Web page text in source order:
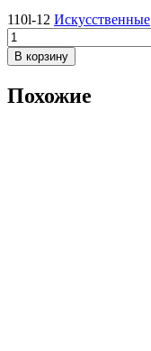
110l-12 Искусственные
Количество
товара
110l-
Венок
В корзину
Похожие